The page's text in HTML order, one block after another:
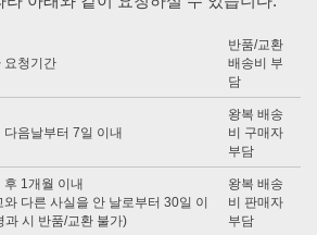
요청기간
반품/교환
배송비 부
담
다음날부터 7일 이내
왕복 배송
비 구매자
부담
후 1개월 이내
와 다른 사실을 안 날로부터 30일 이
과 시 반품/교환 불가)
왕복 배송
비 판매자
부담